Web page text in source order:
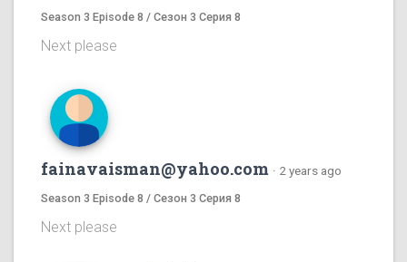
Season 3 Episode 8 / Сезон 3 Серия 8
Next please
fainavaisman@yahoo.com · 2 years ago
Season 3 Episode 8 / Сезон 3 Серия 8
Next please